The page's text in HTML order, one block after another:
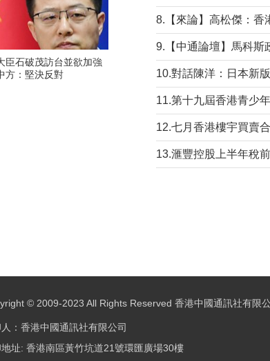
臣石破茂訪台並欲加強
方：堅決反對
11.第十九屆香港青少
12.七月香港樓宇買賣
13.滙豐控股上半年稅
© 2009-2023 All Rights Reserved 香港中國通訊社有限
：香港中國通訊社有限公司
址: 香港南區黃竹坑道21號環匯廣場30樓